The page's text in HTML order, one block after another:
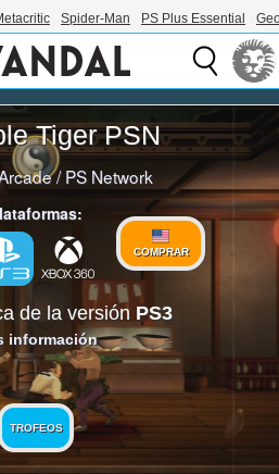
Spider-Man PS Plus Essential
Tiger PSN
/PS Network
COMPRAR
de la versión PS3
información
TROFEOS